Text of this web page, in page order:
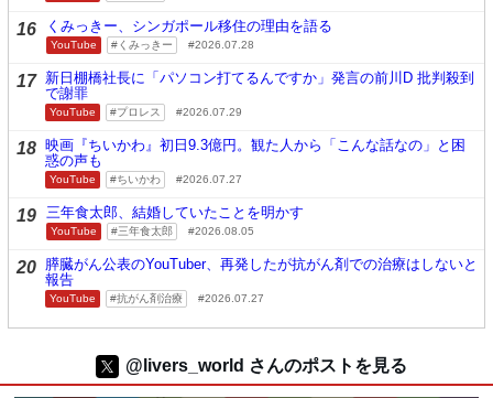
16 くみっきー、シンガポール移住の理由を語る
YouTube くみっきー 2026.07.28
17 新日棚橋社長に「パソコン打てるんですか」発言の前川D 批判殺到
で謝罪
YouTube プロレス 2026.07.29
18 映画『ちいかわ』初日9.3億円。観た人から「こんな話なの」と困
惑の声も
YouTube ちいかわ 2026.07.27
19 三年食太郎、結婚していたことを明かす
YouTube 三年食太郎 2026.08.05
20 膵臓がん公表のYouTuber、再発したが抗がん剤での治療はしないと
報告
YouTube 抗がん剤治療 2026.07.27
@livers_world さんのポストを見る